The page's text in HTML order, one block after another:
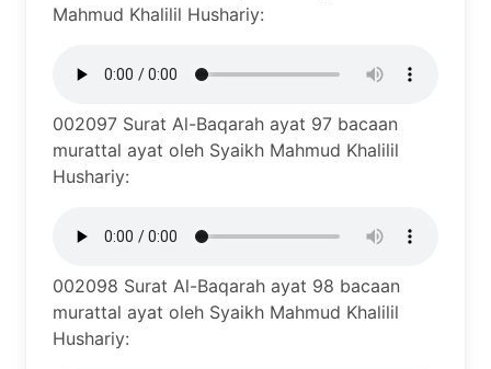
Mahmud Khalilil Hushariy:
002097 Surat Al-Baqarah ayat 97 bacaan
murattal ayat oleh Syaikh Mahmud Khalilil
Hushariy:
002098 Surat Al-Baqarah ayat 98 bacaan
murattal ayat oleh Syaikh Mahmud Khalilil
Hushariy: